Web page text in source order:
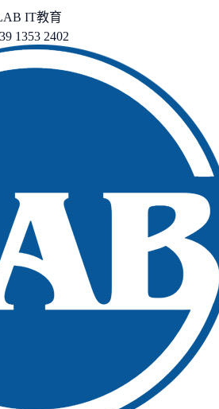
IT教育
1353 2402